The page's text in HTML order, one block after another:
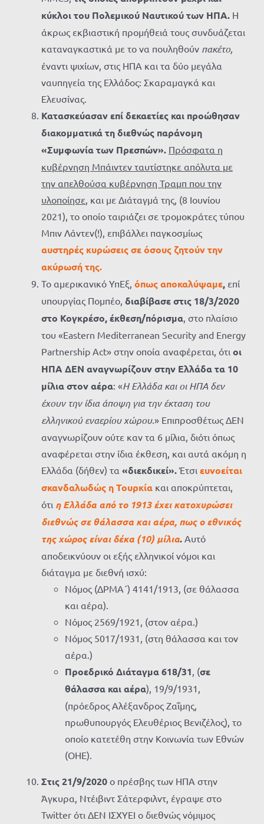
κύκλοι του Πολεμικού Ναυτικού των ΗΠΑ. Η
άκρως εκβιαστική προμήθειά τους συνδυάζεται
καταναγκαστικά με το να πουληθούν πακέτο,
έναντι ψιχίων, στις ΗΠΑ και τα δύο μεγάλα
ναυπηγεία της Ελλάδος: Σκαραμαγκά και
Ελευσίνας.
Κατασκεύασαν επί δεκαετίες και προώθησαν
διακομματικά τη διεθνώς παράνομη
«Συμφωνία των Πρεσπών». Πρόσφατα η
κυβέρνηση Μπάιντεν ταυτίστηκε απόλυτα με
την απελθούσα κυβέρνηση Τραμπ που την
υλοποίησε, και με Διάταγμά της, (8 Ιουνίου
2021), το οποίο ταιριάζει σε τρομοκράτες τύπου
Μπιν Λάντεν(!), επιβάλλει παγκοσμίως
αυστηρές κυρώσεις σε όσους ζητούν την
ακύρωσή της.
Το αμερικανικό ΥπΕξ, όπως αποκαλύψαμε, επί
υπουργίας Πομπέο, διαβίβασε στις 18/3/2020
στο Κογκρέσο, έκθεση/πόρισμα, στο πλαίσιο
του «Eastern Mediterranean Security and Energy
Partnership Act» στην οποία αναφέρεται, ότι οι
ΗΠΑ ΔΕΝ αναγνωρίζουν στην Ελλάδα τα 10
μίλια στον αέρα: «Η Ελλάδα και οι ΗΠΑ δεν
έχουν την ίδια άποψη για την έκταση του
ελληνικού εναερίου χώρου.» Επιπροσθέτως ΔΕΝ
αναγνωρίζουν ούτε καν τα 6 μίλια, διότι όπως
αναφέρεται στην ίδια έκθεση, και αυτά ακόμη η
Ελλάδα (δήθεν) τα «διεκδικεί».Έτσι ευνοείται
σκανδαλωδώς η Τουρκία και αποκρύπτεται,
ότι η Ελλάδα από το 1913 έχει κατοχυρώσει
διεθνώς σε θάλασσα και αέρα, πως ο εθνικός
της χώρος είναι δέκα (10) μίλια. Αυτό
αποδεικνύουν οι εξής ελληνικοί νόμοι και
διάταγμα με διεθνή ισχύ:
Νόμος (ΔΡΜΑ΄) 4141/1913, (σε θάλασσα
και αέρα).
Νόμος 2569/1921, (στον αέρα.)
Νόμος 5017/1931, (στη θάλασσα και τον
αέρα.)
Προεδρικό Διάταγμα618/31, (σε
θάλασσα και αέρα), 19/9/1931,
(πρόεδρος Αλέξανδρος Ζαΐμης,
πρωθυπουργός Ελευθέριος Βενιζέλος), το
οποίο κατετέθη στην Κοινωνία των Εθνών
(ΟΗΕ).
Στις 21/9/2020 ο πρέσβης των ΗΠΑ στην
Άγκυρα, Ντέιβιντ Σάτερφιλντ, έγραψε στο
Twitter ότι ΔΕΝ ΙΣΧΥΕΙ ο διεθνώς νόμιμος